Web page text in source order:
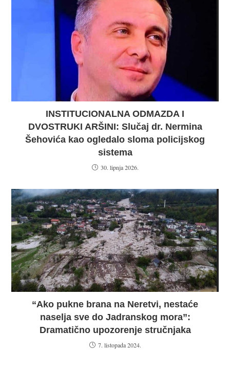
INSTITUCIONALNA ODMAZDA I
DVOSTRUKI ARŠINI: Slučaj dr. Nermina
Šehovića kao ogledalo sloma policijskog
sistema
30. lipnja 2026.
“Ako pukne brana na Neretvi, nestaće
naselja sve do Jadranskog mora”:
Dramatično upozorenje stručnjaka
7. listopada 2024.